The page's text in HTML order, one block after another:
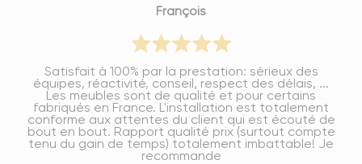
François
Satisfait à 100% par la prestation: sérieux des
équipes, réactivité, conseil, respect des délais, ...
Les meubles sont de qualité et pour certains
fabriqués en France. L'installation est totalement
conforme aux attentes du client qui est écouté de
bout en bout. Rapport qualité prix (surtout compte
tenu du gain de temps) totalement imbattable! Je
recommande